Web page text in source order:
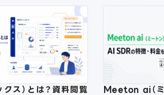
クス）とは？資料閲覧
Meeton ai（ミ